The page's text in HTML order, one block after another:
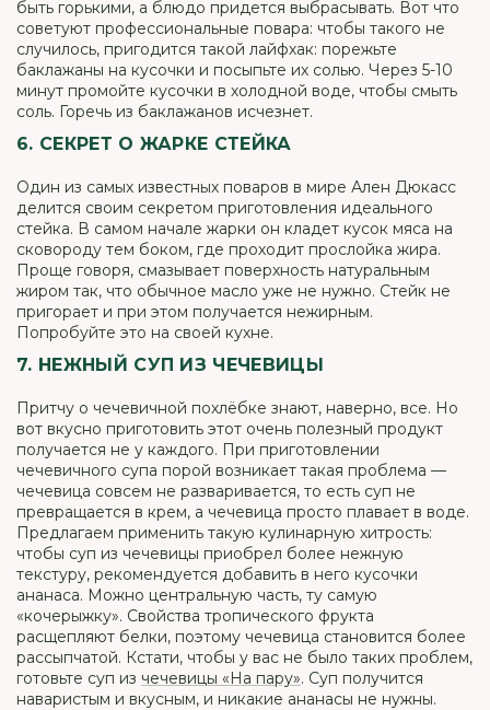
быть горькими, а блюдо придется выбрасывать. Вот что
советуют профессиональные повара: чтобы такого не
случилось, пригодится такой лайфхак: порежьте
баклажаны на кусочки и посыпьте их солью. Через 5-10
минут промойте кусочки в холодной воде, чтобы смыть
соль. Горечь из баклажанов исчезнет.
6. СЕКРЕТ О ЖАРКЕ СТЕЙКА
Один из самых известных поваров в мире Ален Дюкасс
делится своим секретом приготовления идеального
стейка. В самом начале жарки он кладет кусок мяса на
сковороду тем боком, где проходит прослойка жира.
Проще говоря, смазывает поверхность натуральным
жиром так, что обычное масло уже не нужно. Стейк не
пригорает и при этом получается нежирным.
Попробуйте это на своей кухне.
7. НЕЖНЫЙ СУП ИЗ ЧЕЧЕВИЦЫ
Притчу о чечевичной похлёбке знают, наверно, все. Но
вот вкусно приготовить этот очень полезный продукт
получается не у каждого. При приготовлении
чечевичного супа порой возникает такая проблема —
чечевица совсем не разваривается, то есть суп не
превращается в крем, а чечевица просто плавает в воде.
Предлагаем применить такую кулинарную хитрость:
чтобы суп из чечевицы приобрел более нежную
текстуру, рекомендуется добавить в него кусочки
ананаса. Можно центральную часть, ту самую
«кочерыжку». Свойства тропического фрукта
расщепляют белки, поэтому чечевица становится более
рассыпчатой. Кстати, чтобы у вас не было таких проблем,
готовьте суп из чечевицы «На пару». Суп получится
наваристым и вкусным, и никакие ананасы не нужны.